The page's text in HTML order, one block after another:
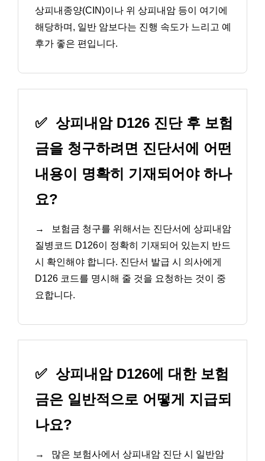
상피내종양(CIN)이나 위 상피내암 등이 여기에
해당하며, 일반 암보다는 진행 속도가 느리고 예
후가 좋은 편입니다.
✅ 상피내암 D126 진단 후 보험
금을 청구하려면 진단서에 어떤
내용이 명확히 기재되어야 하나
요?
→
보험금 청구를 위해서는 진단서에 상피내암
질병코드 D126이 정확히 기재되어 있는지 반드
시 확인해야 합니다. 진단서 발급 시 의사에게
D126 코드를 명시해 줄 것을 요청하는 것이 중
요합니다.
✅ 상피내암 D126에 대한 보험
금은 일반적으로 어떻게 지급되
나요?
→
많은 보험사에서 상피내암 진단 시 일반암